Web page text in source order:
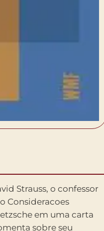
Strauss, o confessor
Consideracoes
em uma carta
sobre seu
ganham sentido
O que
de que todo
a partir de certas